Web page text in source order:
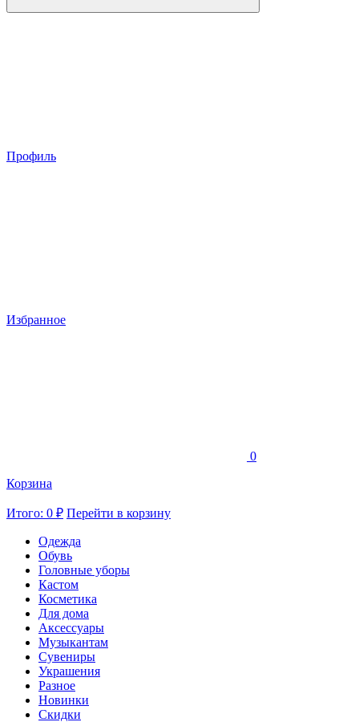
Профиль
Избранное
0
Корзина
Итого: 0 ₽ Перейти в корзину
Одежда
Обувь
Головные уборы
Кастом
Косметика
Для дома
Аксессуары
Музыкантам
Сувениры
Украшения
Разное
Новинки
Скидки